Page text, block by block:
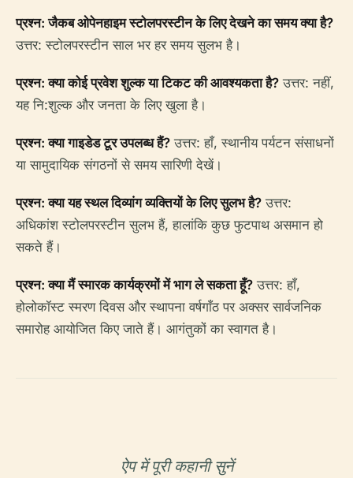
प्रश्न: जैकब ओपेनहाइम स्टोलपरस्टीन के लिए देखने का समय क्या है?
उत्तर: स्टोलपरस्टीन साल भर हर समय सुलभ है।
प्रश्न: क्या कोई प्रवेश शुल्क या टिकट की आवश्यकता है? उत्तर: नहीं,
यह नि:शुल्क और जनता के लिए खुला है।
प्रश्न: क्या गाइडेड टूर उपलब्ध हैं? उत्तर: हाँ, स्थानीय पर्यटन संसाधनों
या सामुदायिक संगठनों से समय सारिणी देखें।
प्रश्न: क्या यह स्थल दिव्यांग व्यक्तियों के लिए सुलभ है? उत्तर:
अधिकांश स्टोलपरस्टीन सुलभ हैं, हालांकि कुछ फुटपाथ असमान हो
सकते हैं।
प्रश्न: क्या मैं स्मारक कार्यक्रमों में भाग ले सकता हूँ? उत्तर: हाँ,
होलोकॉस्ट स्मरण दिवस और स्थापना वर्षगाँठ पर अक्सर सार्वजनिक
समारोह आयोजित किए जाते हैं। आगंतुकों का स्वागत है।
ऐप में पूरी कहानी सुनें